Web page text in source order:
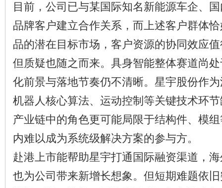
目前，公司已与某国际知名新能源车企、
品牌客户建立合作关系，而上述客户群体
品的潜在目标市场，客户资源的协同效应
但质疑也随之而来。具身智能整体赛道尚
化前景与落地节奏仍不清晰。星宇股份作
机器人核心算法、运动控制等关键技术环
产业链中的角色更可能局限于结构件、模
内难以成为系统级解决方案的参与方。
赴港上市能帮助星宇打通国际融资渠道，
也为公司带来新增长想象。但短期难题依